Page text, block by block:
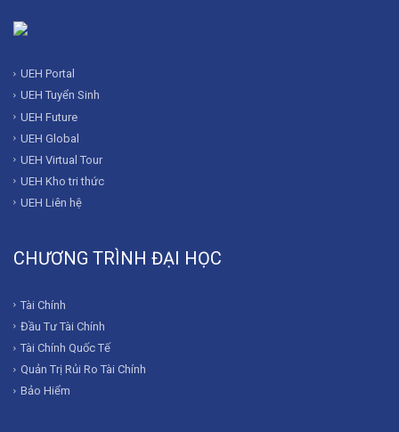
UEH Portal
UEH Tuyển Sinh
UEH Future
UEH Global
UEH Virtual Tour
UEH Kho tri thức
UEH Liên hệ
CHƯƠNG TRÌNH ĐẠI HỌC
Tài Chính
Đầu Tư Tài Chính
Tài Chính Quốc Tế
Quản Trị Rủi Ro Tài Chính
Bảo Hiểm